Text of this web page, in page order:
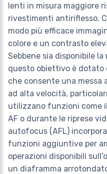
lenti in misura maggiore
rivestimenti antiriflesso.
modo più efficace
colore e un contrasto
Sebbene sia disponibile
questo obiettivo è dotato
che consente una
ad alta velocità,
utilizzano funzioni come
AF o durante le riprese
autofocus (AFL)
funzioni aggiuntive per
operazioni disponibili
un diaframma